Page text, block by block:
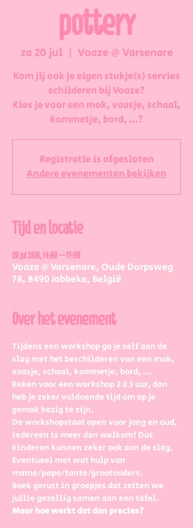
pottery
za 20 jul
  |
Voaze @ Varsenare
Kom jij ook je eigen stukje(s) servies
schilderen bij Voaze?
Kies je voor een mok, vaasje, schaal,
kommetje, bord, ...?
Registratie is afgesloten
Andere evenementen bekijken
Tijd en locatie
20 jul 2024, 14:00 – 17:00
Voaze @ Varsenare, Oude Dorpsweg
78, 8490 Jabbeke, België
Over het evenement
Tijdens een workshop ga je zelf aan de
slag met het beschilderen van een mok,
vaasje, schaal, kommetje, bord, ...
Reken voor een workshop 2 à 3 uur, dan
heb je zeker voldoende tijd om op je
gemak bezig te zijn.
De workshopstaat open voor jong en oud,
iedereen is meer dan welkom! Dus
kinderen kunnen zeker ook aan de slag.
Eventueel met wat hulp van
mama/papa/tante/grootouders.
Boek gerust in groepjes dat zetten we
jullie gezellig samen aan een tafel.
Maar hoe werkt dat dan precies?